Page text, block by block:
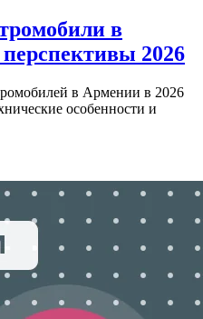
в
2026
в Армении в 2026
особенности и